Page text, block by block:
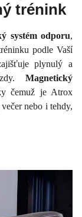
trénink
systém odporu,
podle Vaší
plynulý a
Magnetický
čemuž je Atrox
nebo i tehdy,